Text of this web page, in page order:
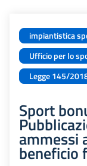
impiantistica
Ufficio per lo
Legge 145/
Sport
ammessi
beneficio